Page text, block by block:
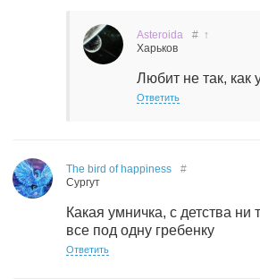
Asteroida
Харьков
# ↑
Любит не так, как
Ответить
The bird of happiness
Сургут
#
Какая умничка, с детства ни
все под одну гребенку
Ответить